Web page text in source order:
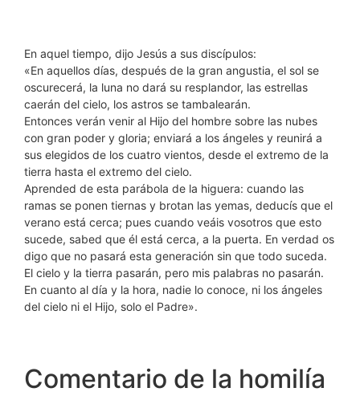
En aquel tiempo, dijo Jesús a sus discípulos:
«En aquellos días, después de la gran angustia, el sol se
oscurecerá, la luna no dará su resplandor, las estrellas
caerán del cielo, los astros se tambalearán.
Entonces verán venir al Hijo del hombre sobre las nubes
con gran poder y gloria; enviará a los ángeles y reunirá a
sus elegidos de los cuatro vientos, desde el extremo de la
tierra hasta el extremo del cielo.
Aprended de esta parábola de la higuera: cuando las
ramas se ponen tiernas y brotan las yemas, deducís que el
verano está cerca; pues cuando veáis vosotros que esto
sucede, sabed que él está cerca, a la puerta. En verdad os
digo que no pasará esta generación sin que todo suceda.
El cielo y la tierra pasarán, pero mis palabras no pasarán.
En cuanto al día y la hora, nadie lo conoce, ni los ángeles
del cielo ni el Hijo, solo el Padre».
Comentario de la homilía